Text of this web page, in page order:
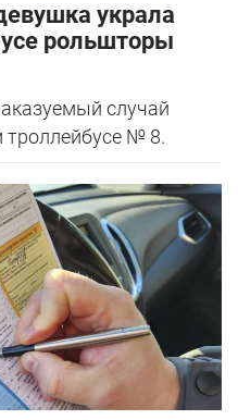
украла
рольшторы
случай
троллейбусе № 8.